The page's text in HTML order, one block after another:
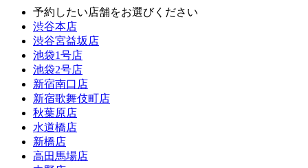
予約したい店舗をお選びください
渋谷本店
渋谷宮益坂店
池袋1号店
池袋2号店
新宿南口店
新宿歌舞伎町店
秋葉原店
水道橋店
新橋店
高田馬場店